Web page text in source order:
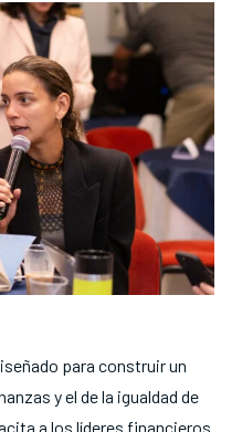
para construir un
y el de la igualdad de
a los líderes financieros